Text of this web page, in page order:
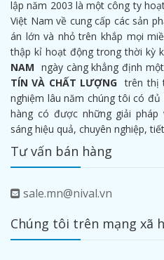
lập năm 2003 là một công ty
Việt Nam về cung cấp các sản
án lớn và nhỏ trên khắp mọi
thập kỉ hoạt động trong thời kỳ
NAM ngày càng khẳng định
TÍN VÀ CHẤT LƯỢNG trên thị
nghiệm lâu năm chúng tôi có
hàng có được những giải
sáng hiệu quả, chuyên nghiệp,
Tư vấn bán hàng
sale.mn@nival.vn
Chúng tôi trên mạng xã